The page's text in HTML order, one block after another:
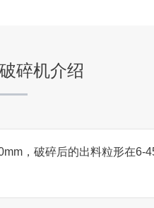
碎机介绍
，破碎后的出料粒形在6-